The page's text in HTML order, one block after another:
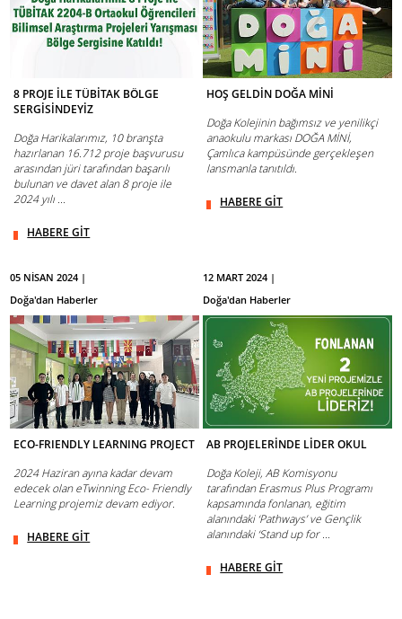
8 PROJE İLE TÜBİTAK BÖLGE
SERGİSİNDEYİZ
Doğa Harikalarımız, 10 branşta
hazırlanan 16.712 proje başvurusu
arasından jüri tarafından başarılı
bulunan ve davet alan 8 proje ile
2024 yılı ...
HABERE GİT
HOŞ GELDİN DOĞA MİNİ
Doğa Kolejinin bağımsız ve yenilikçi
anaokulu markası DOĞA MİNİ,
Çamlıca kampüsünde gerçekleşen
lansmanla tanıtıldı.
HABERE GİT
05 NİSAN 2024 |
Doğa'dan Haberler
ECO-FRIENDLY LEARNING PROJECT
2024 Haziran ayına kadar devam
edecek olan eTwinning Eco- Friendly
Learning projemiz devam ediyor.
HABERE GİT
12 MART 2024 |
Doğa'dan Haberler
AB PROJELERİNDE LİDER OKUL
Doğa Koleji, AB Komisyonu
tarafından Erasmus Plus Programı
kapsamında fonlanan, eğitim
alanındaki ‘Pathways’ ve Gençlik
alanındaki ‘Stand up for ...
HABERE GİT